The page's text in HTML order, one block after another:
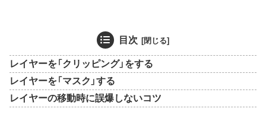
目次
レイヤーを「クリッピング」をする
レイヤーを「マスク」する
レイヤーの移動時に誤爆しないコツ